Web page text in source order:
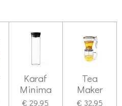
Karaf
Minima
€ 29,95
Tea
Maker
€ 32,95